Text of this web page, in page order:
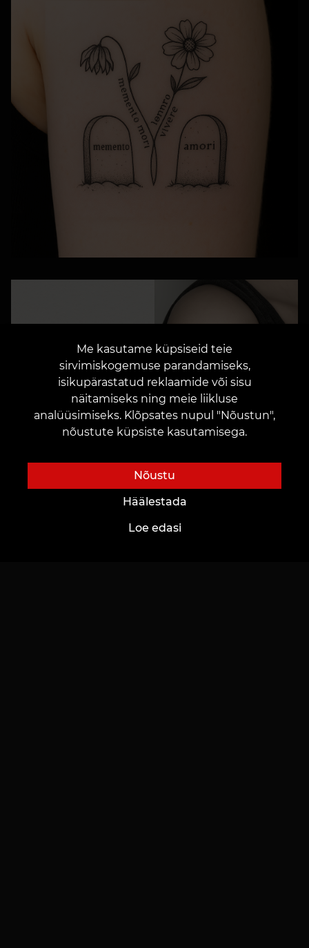
Me kasutame küpsiseid teie
sirvimiskogemuse parandamiseks,
isikupärastatud reklaamide või sisu
näitamiseks ning meie liikluse
analüüsimiseks. Klõpsates nupul "Nõustun",
nõustute küpsiste kasutamisega.
Nõustu
Häälestada
Loe edasi